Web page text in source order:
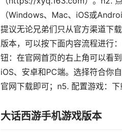
（Windows、Mac、iOS或
提议无论兄弟们只从官方渠道下
版本，可以按下面内容流程进行
钮：在官网首页的右上角可以看
iOS、安卓和PC端。选择符合你
官网下载即可；n5. 配置游戏：
大话西游手机游戏版本